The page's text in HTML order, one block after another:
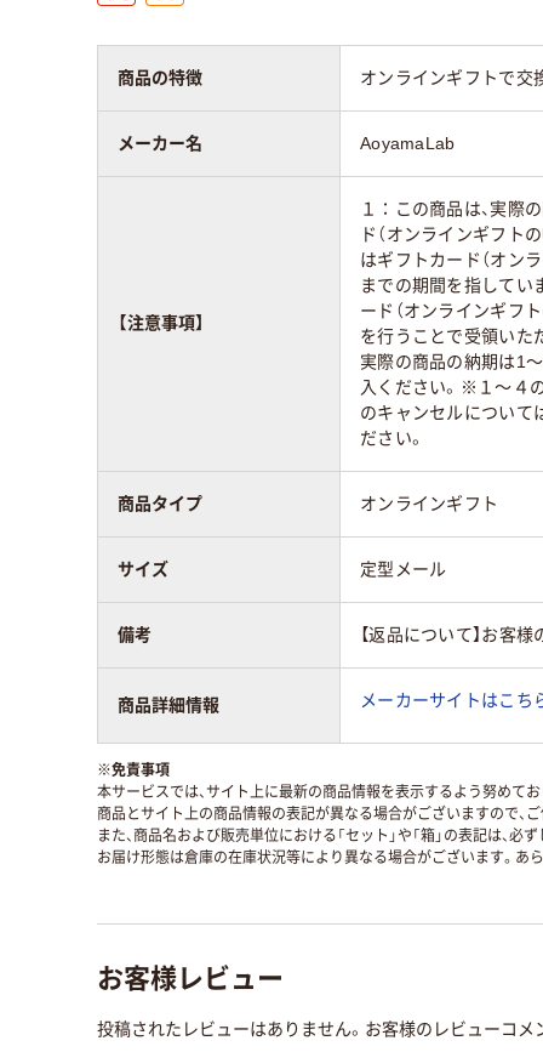
商品の特徴 オンラインギフトで交
メーカー名 AoyamaLab
【注意事項】
１：この商品は、実際
ド（オンラインギフト
はギフトカード（オン
までの期間を指してい
ード（オンラインギフ
を行うことで受領いた
実際の商品の納期は1
入ください。※１～４
のキャンセルについて
ださい。
商品タイプ オンラインギフト
サイズ 定型メール
備考 【返品について】お客
商品詳細情報 メーカーサイトはこち
※免責事項
本サービスでは、サイト上に最新の商品情報を表示するよう努めてお
商品とサイト上の商品情報の表記が異なる場合がございますので、
また、商品名および販売単位における「セット」や「箱」の表記は、
お届け形態は倉庫の在庫状況等により異なる場合がございます。あ
お客様レビュー
投稿されたレビューはありません。お客様のレビューコメ